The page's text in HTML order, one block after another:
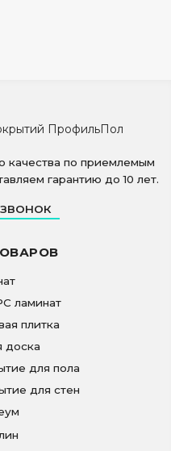
качества по приемлемым
гарантию до 10 лет.
ламинат
плитка
доска
для пола
для стен